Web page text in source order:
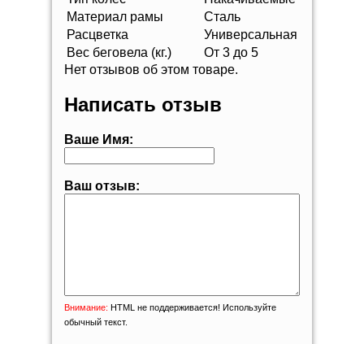
Материал рамы
Сталь
Расцветка
Универсальная
Вес беговела (кг.)
От 3 до 5
Нет отзывов об этом товаре.
Написать отзыв
Ваше Имя:
Ваш отзыв:
Внимание: HTML не поддерживается! Используйте
обычный текст.